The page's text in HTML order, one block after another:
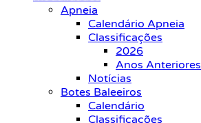
Apneia
Calendário Apneia
Classificações
2026
Anos Anteriores
Notícias
Botes Baleeiros
Calendário
Classificações